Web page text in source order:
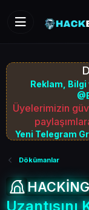
Reklam,
Üyelerimizin
Yeni Telegram
Dökümanlar
HACKİNG